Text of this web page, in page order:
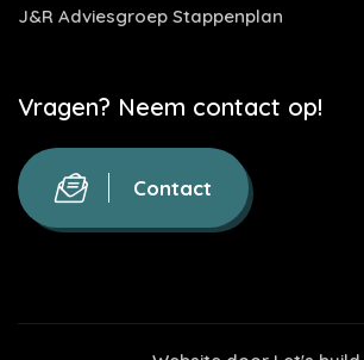
J&R Adviesgroep Stappenplan
Vragen? Neem contact op!
Contact